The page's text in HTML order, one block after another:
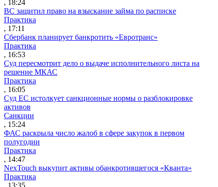
, 18:24
ВС защитил право на взыскание займа по расписке
Практика
, 17:11
Сбербанк планирует банкротить «Евротранс»
Практика
, 16:53
Суд пересмотрит дело о выдаче исполнительного листа на
решение МКАС
Практика
, 16:05
Суд ЕС истолкует санкционные нормы о разблокировке
активов
Санкции
, 15:24
ФАС раскрыла число жалоб в сфере закупок в первом
полугодии
Практика
, 14:47
NexTouch выкупит активы обанкротившегося «Кванта»
Практика
, 13:35